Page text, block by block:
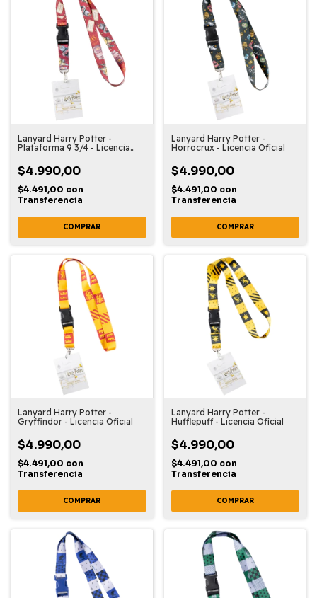
Lanyard Harry Potter -
Plataforma 9 3/4 - Licencia
$4.990,00
$4.491,00 con
Transferencia
Lanyard Harry Potter -
Horrocrux - Licencia Oficial
$4.990,00
$4.491,00 con
Transferencia
Lanyard Harry Potter -
Gryffindor - Licencia Oficial
$4.990,00
$4.491,00 con
Transferencia
Lanyard Harry Potter -
Hufflepuff - Licencia Oficial
$4.990,00
$4.491,00 con
Transferencia